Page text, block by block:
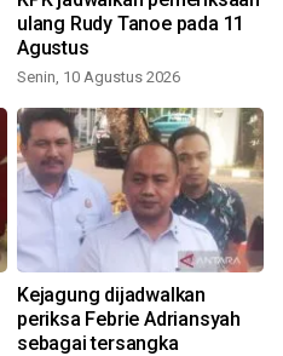
ulang Rudy Tanoe pada 11
Agustus
Senin, 10 Agustus 2026
Kejagung dijadwalkan
periksa Febrie Adriansyah
sebagai tersangka